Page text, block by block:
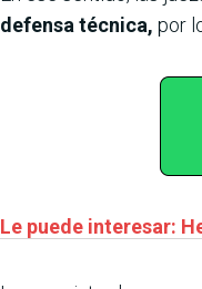
defensa técnica, por
Le puede interesar: